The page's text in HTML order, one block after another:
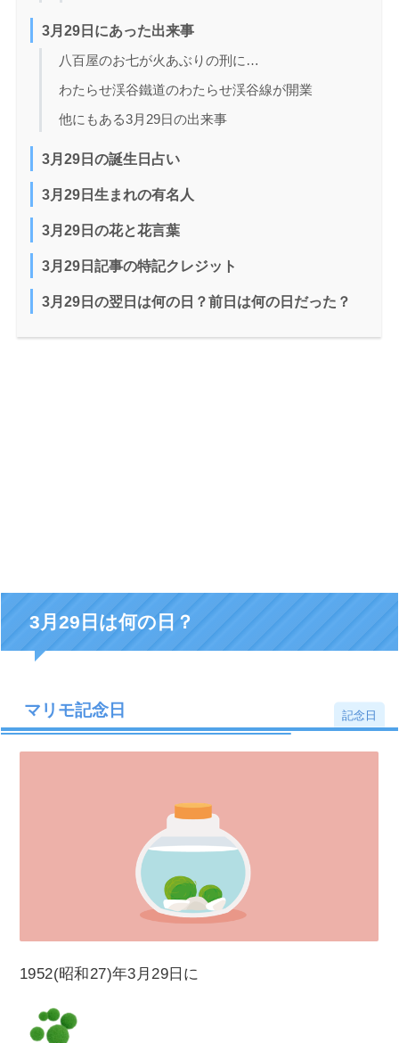
3月29日にあった出来事
八百屋のお七が火あぶりの刑に…
わたらせ渓谷鐵道のわたらせ渓谷線が開業
他にもある3月29日の出来事
3月29日の誕生日占い
3月29日生まれの有名人
3月29日の花と花言葉
3月29日記事の特記クレジット
3月29日の翌日は何の日？前日は何の日だった？
3月29日は何の日？
マリモ記念日 記念日
1952(昭和27)年3月29日に